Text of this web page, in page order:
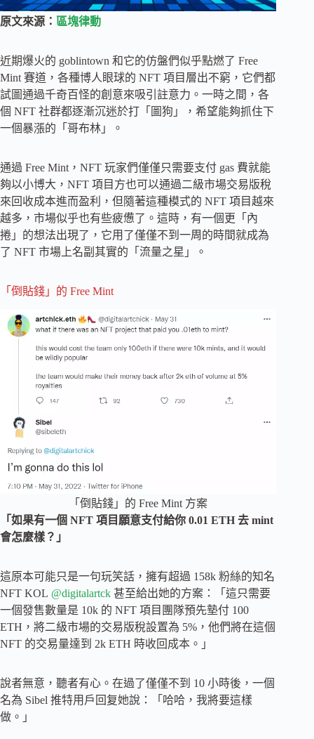
原文來源： 區塊律動
近期爆火的 goblintown 和它的仿盤們似乎點燃了 Free
Mint 賽道，各種博人眼球的 NFT 項目層出不窮，它們都
試圖通過千奇百怪的創意來吸引註意力。一時之間，各
個 NFT 社群都逐漸沉迷於打「圖狗」，希望能夠抓住下
一個暴漲的「哥布林」。
通過 Free Mint，NFT 玩家們僅僅只需要支付 gas 費就能
夠以小博大，NFT 項目方也可以通過二級市場交易版稅
來回收成本進而盈利，但隨著這種模式的 NFT 項目越來
越多，市場似乎也有些疲憊了。這時，有一個更「內
捲」的想法出現了，它用了僅僅不到一周的時間就成為
了 NFT 市場上名副其實的「流量之星」。
「倒貼錢」的 Free Mint
「倒貼錢」的 Free Mint 方案
「如果有一個 NFT 項目願意支付給你 0.01 ETH 去 mint
會怎麼樣？」
這原本可能只是一句玩笑話，擁有超過 158k 粉絲的知名
NFT KOL @digitalartck 甚至給出她的方案：「這只需要
一個發售數量是 10k 的 NFT 項目團隊預先墊付 100
ETH，將二級市場的交易版稅設置為 5%，他們將在這個
NFT 的交易量達到 2k ETH 時收回成本。」
說者無意，聽者有心。在過了僅僅不到 10 小時後，一個
名為 Sibel 推特用戶回复她說：「哈哈，我將要這樣
做。」